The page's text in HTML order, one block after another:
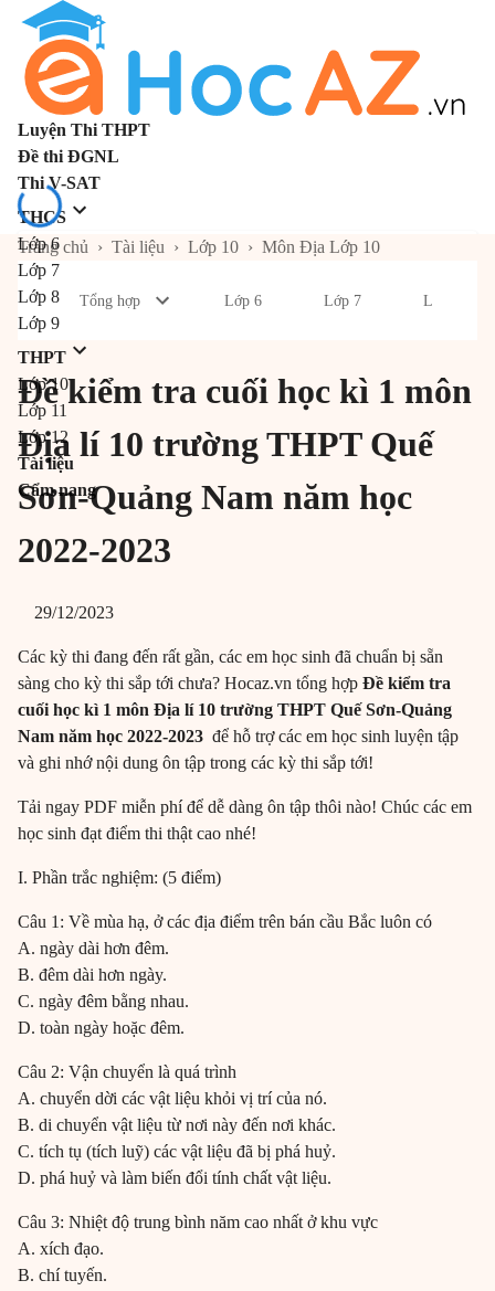
Luyện Thi THPT
Đề thi ĐGNL
Thi V-SAT
THCS
Lớp 6
Lớp 7
Lớp 8
Lớp 9
THPT
Lớp 10
Lớp 11
Lớp 12
Tài liệu
Cẩm nang
Trang chủ › Tài liệu › Lớp 10 › Môn Địa Lớp 10
Tổng hợp Lớp 6 Lớp 7 Lớp 8
Đề kiểm tra cuối học kì 1 môn
Địa lí 10 trường THPT Quế
Sơn-Quảng Nam năm học
2022-2023
29/12/2023
Các kỳ thi đang đến rất gần, các em học sinh đã chuẩn bị sẵn
sàng cho kỳ thi sắp tới chưa? Hocaz.vn tổng hợp Đề kiểm tra
cuối học kì 1 môn Địa lí 10 trường THPT Quế Sơn-Quảng
Nam năm học 2022-2023 để hỗ trợ các em học sinh luyện tập
và ghi nhớ nội dung ôn tập trong các kỳ thi sắp tới!
Tải ngay PDF miễn phí để dễ dàng ôn tập thôi nào! Chúc các em
học sinh đạt điểm thi thật cao nhé!
I. Phần trắc nghiệm: (5 điểm)
Câu 1: Về mùa hạ, ở các địa điểm trên bán cầu Bắc luôn có
A. ngày dài hơn đêm.
B. đêm dài hơn ngày.
C. ngày đêm bằng nhau.
D. toàn ngày hoặc đêm.
Câu 2: Vận chuyển là quá trình
A. chuyển dời các vật liệu khỏi vị trí của nó.
B. di chuyển vật liệu từ nơi này đến nơi khác.
C. tích tụ (tích luỹ) các vật liệu đã bị phá huỷ.
D. phá huỷ và làm biến đổi tính chất vật liệu.
Câu 3: Nhiệt độ trung bình năm cao nhất ở khu vực
A. xích đạo.
B. chí tuyến.